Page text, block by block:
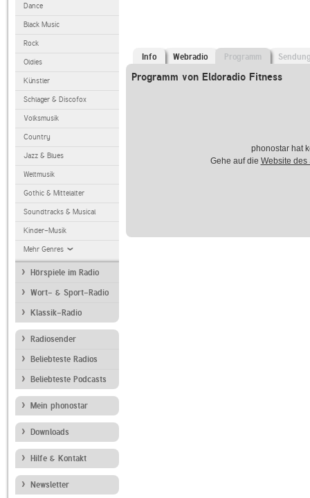
Dance
Black Music
Rock
Oldies
Künstler
Schlager & Discofox
Volksmusik
Country
Jazz & Blues
Weltmusik
Gothic & Mittelalter
Soundtracks & Musical
Kinder-Musik
Mehr Genres
Hörspiele im Radio
Wort- & Sport-Radio
Klassik-Radio
Radiosender
Beliebteste Radios
Beliebteste Podcasts
Mein phonostar
Downloads
Hilfe & Kontakt
Newsletter
Info Webradio Programm
Programm von Eldoradio Fitness
phonostar hat
Gehe auf die Website des